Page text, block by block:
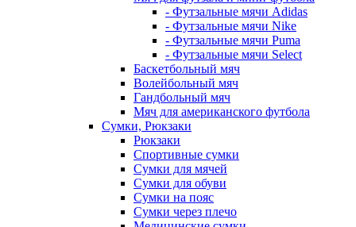
- Футзальные мячи Adidas
- Футзальные мячи Nike
- Футзальные мячи Puma
- Футзальные мячи Select
Баскетбольный мяч
Волейбольный мяч
Гандбольный мяч
Мяч для американского футбола
Сумки, Рюкзаки
Рюкзаки
Спортивные сумки
Сумки для мячей
Сумки для обуви
Сумки на пояс
Сумки через плечо